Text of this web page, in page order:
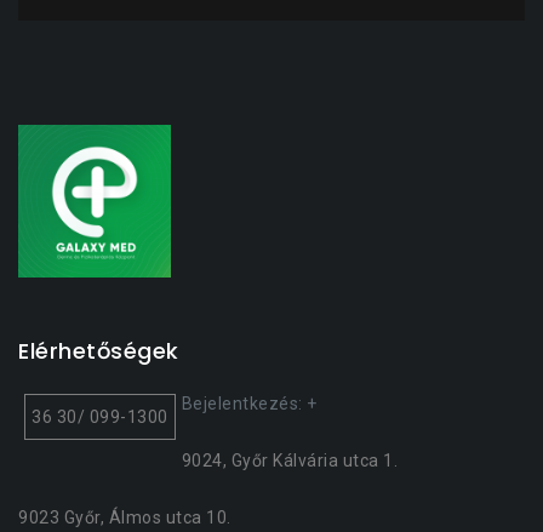
Elérhetőségek
Bejelentkezés: +
36 30/ 099-1300
9024, Győr Kálvária utca 1.
9023 Győr, Álmos utca 10.